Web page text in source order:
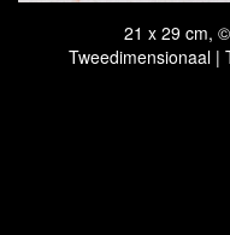
21 x 29 cm,
Tweedimensionaal |